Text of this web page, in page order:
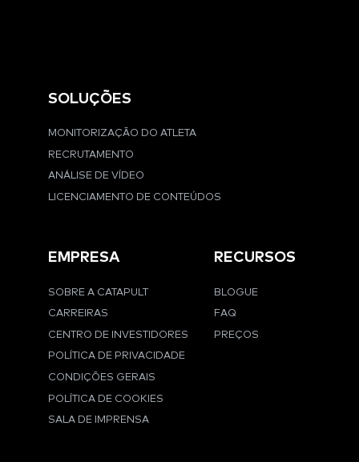
SOLUÇÕES
MONITORIZAÇÃO DO ATLETA
RECRUTAMENTO
ANÁLISE DE VÍDEO
LICENCIAMENTO DE CONTEÚDOS
EMPRESA
SOBRE A CATAPULT
CARREIRAS
CENTRO DE INVESTIDORES
POLÍTICA DE PRIVACIDADE
CONDIÇÕES GERAIS
POLÍTICA DE COOKIES
SALA DE IMPRENSA
RECURSOS
BLOGUE
FAQ
PREÇOS